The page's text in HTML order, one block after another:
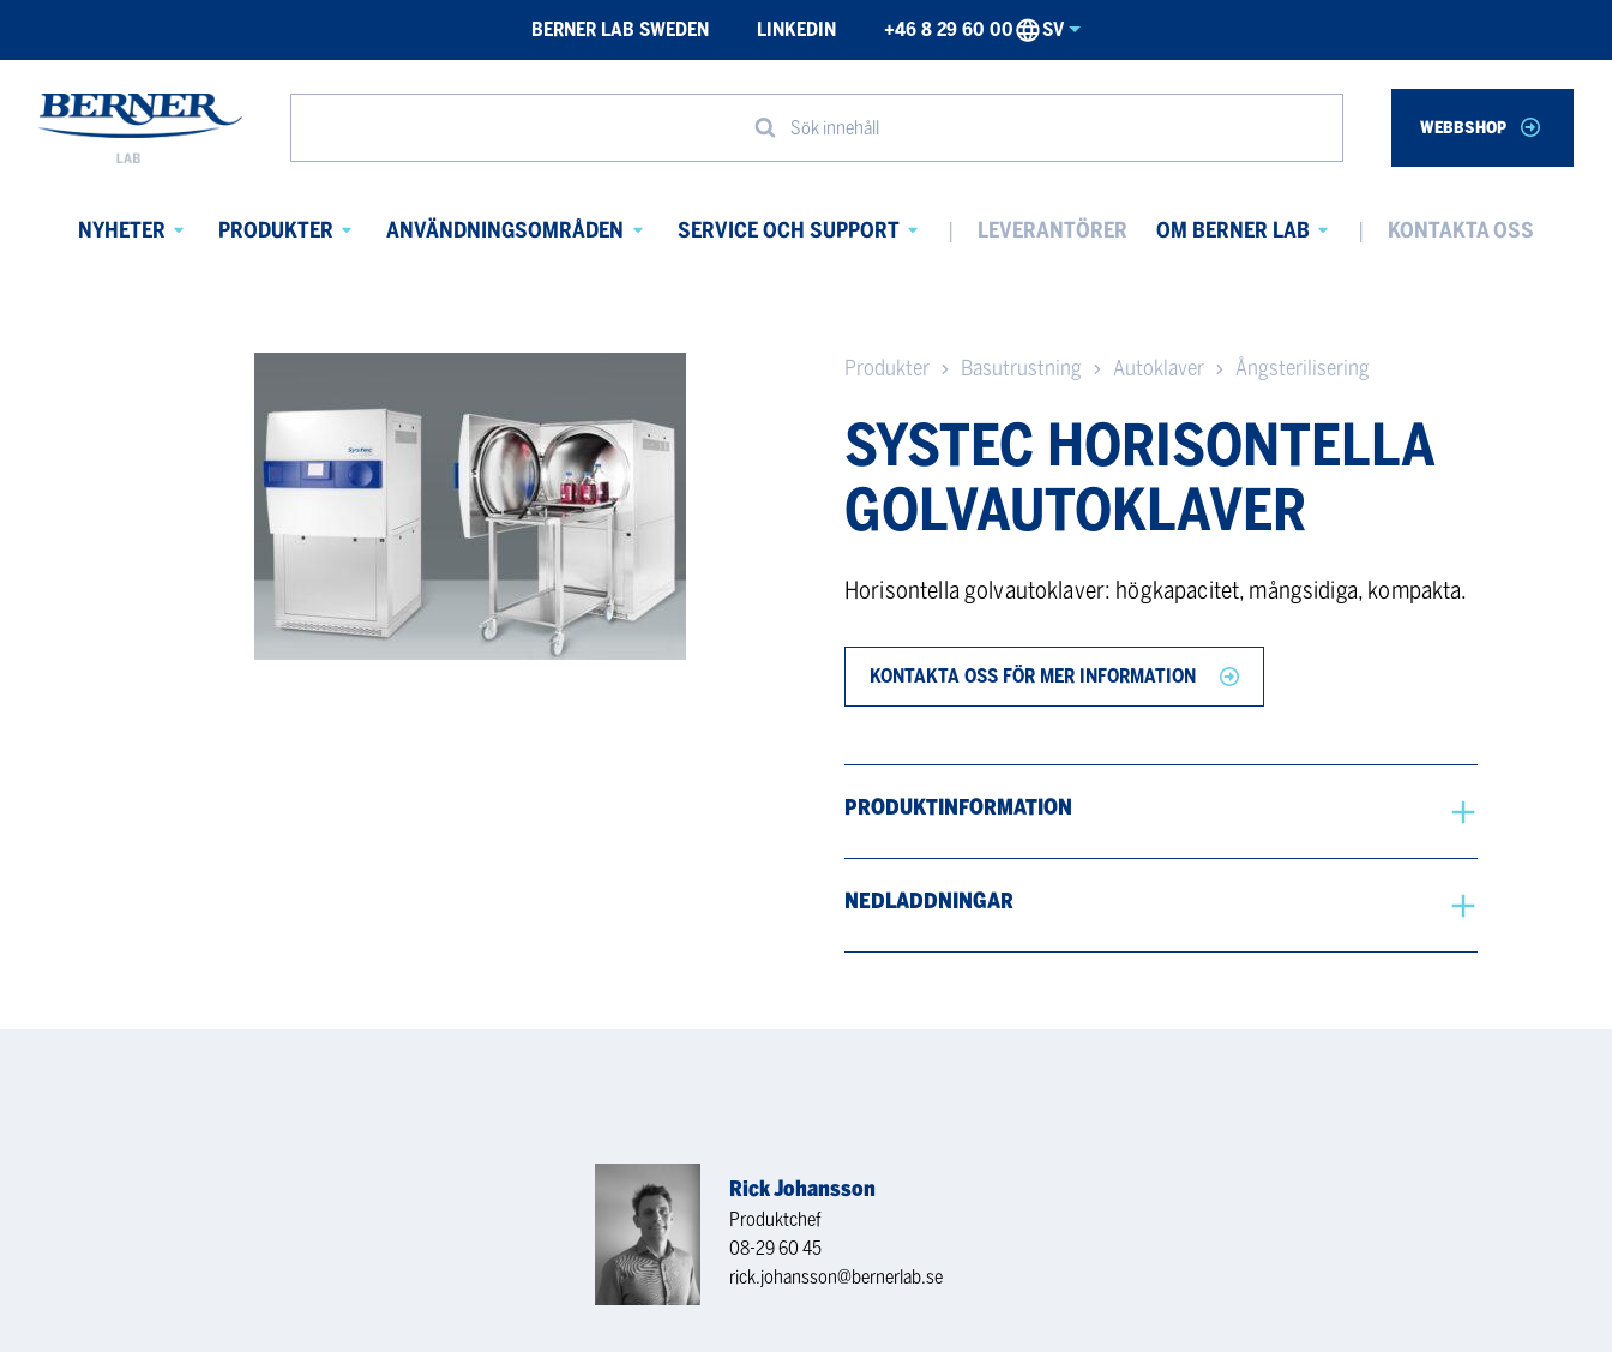
BERNER LAB SWEDEN LINKEDIN +46 8 29 60 00 SV
Berner
Lab
from
Sök innehåll WEBBSHOP
NYHETER
PRODUKTER
ANVÄNDNINGSOMRÅDEN
SERVICE OCH SUPPORT
LEVERANTÖRER
OM BERNER LAB
KONTAKTA OSS
Produkter Basutrustning Autoklaver Ångsterilisering
SYSTEC HORISONTELLA
GOLVAUTOKLAVER
Horisontella golvautoklaver: högkapacitet, mångsidiga, kompakta.
KONTAKTA OSS FÖR MER INFORMATION
PRODUKTINFORMATION
NEDLADDNINGAR
Rick Johansson
Produktchef
08-29 60 45
rick.johansson@bernerlab.se